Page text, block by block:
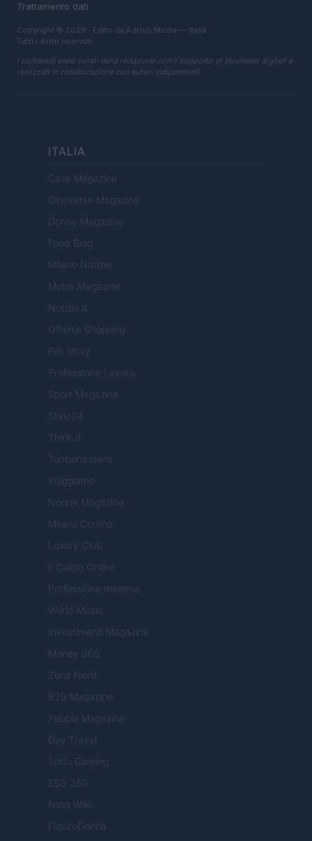
Trattamento dati
Copyright © 2026 · Edito da AdHub Media — Italia
Tutti i diritti riservati
I contenuti sono curati dalla redazione con il supporto di strumenti digitali e
realizzati in collaborazione con autori indipendenti.
ITALIA
Casa Magazine
Cineverse Magazine
Donne Magazine
Food Blog
Milano Notizie
Motor Magazine
Notizie.it
Offerte Shopping
Pet Story
Professione Lavoro
Sport Magazine
Style24
Think.it
Tuobenessere
Viaggiamo
Nonne Magazine
Milano Cortina
Luxury Club
Il Calcio Online
Professione mamma
World Music
Investimenti Magazine
Money 365
Zona Nerd
B2B Magazine
People Magazine
Day Travel
Tutto Gaming
ESG 365
Food Wiki
FuturoDonna